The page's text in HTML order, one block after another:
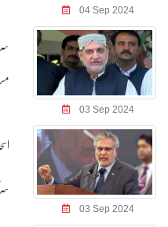
04 Sep 2024
03 Sep 2024
03 Sep 2024